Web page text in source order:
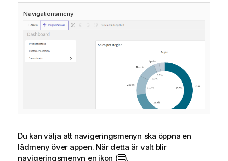
Navigationsmeny
Du kan välja att navigeringsmenyn ska öppna en
lådmeny över appen. När detta är valt blir
navigeringsmenyn en ikon (
).